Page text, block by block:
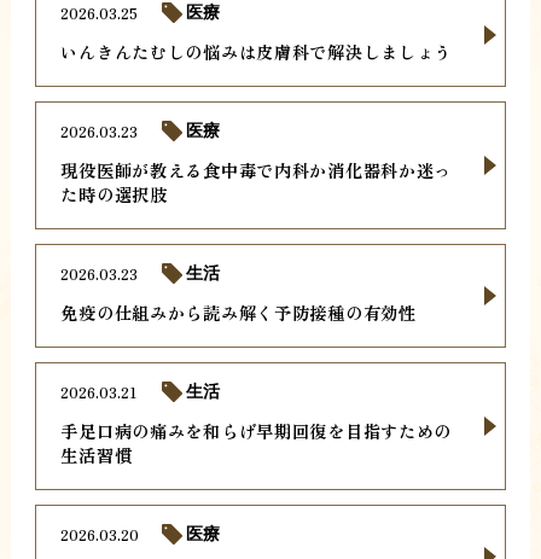
いんきんたむしの悩みは皮膚科で解決しましょう
2026.03.25 医療
現役医師が教える食中毒で内科か消化器科か迷っ
た時の選択肢
2026.03.23 医療
免疫の仕組みから読み解く予防接種の有効性
2026.03.23 生活
手足口病の痛みを和らげ早期回復を目指すための
生活習慣
2026.03.21 生活
2026.03.20 医療